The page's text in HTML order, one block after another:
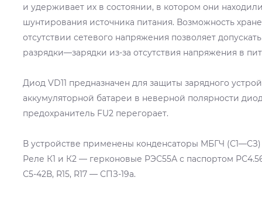
и удерживает их в состоянии, в котором они
шунтирования источника питания. Возможность
отсутствии сетевого напряжения позволяет
разрядки—зарядки из-за отсутствия напряжения в
Диод VD11 предназначен для защиты зарядного
аккумуляторной батареи в неверной полярности
предохранитель FU2 перегорает.
В устройстве применены конденсаторы МБГЧ
Реле К1 и К2 — герконовые РЭС55А с паспортом
С5-42В, R15, R17 — СПЗ-19а.